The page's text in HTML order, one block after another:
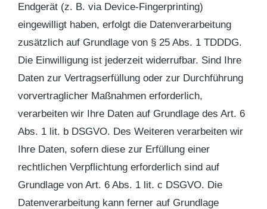
Endgerät (z. B. via Device-Fingerprinting)
eingewilligt haben, erfolgt die Datenverarbeitung
zusätzlich auf Grundlage von § 25 Abs. 1 TDDDG.
Die Einwilligung ist jederzeit widerrufbar. Sind Ihre
Daten zur Vertragserfüllung oder zur Durchführung
vorvertraglicher Maßnahmen erforderlich,
verarbeiten wir Ihre Daten auf Grundlage des Art. 6
Abs. 1 lit. b DSGVO. Des Weiteren verarbeiten wir
Ihre Daten, sofern diese zur Erfüllung einer
rechtlichen Verpflichtung erforderlich sind auf
Grundlage von Art. 6 Abs. 1 lit. c DSGVO. Die
Datenverarbeitung kann ferner auf Grundlage